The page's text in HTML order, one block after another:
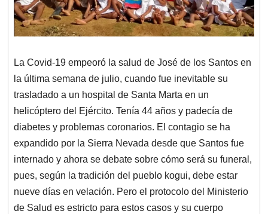
La Covid-19 empeoró la salud de José de los Santos en
la última semana de julio, cuando fue inevitable su
trasladado a un hospital de Santa Marta en un
helicóptero del Ejército. Tenía 44 años y padecía de
diabetes y problemas coronarios. El contagio se ha
expandido por la Sierra Nevada desde que Santos fue
internado y ahora se debate sobre cómo será su funeral,
pues, según la tradición del pueblo kogui, debe estar
nueve días en velación. Pero el protocolo del Ministerio
de Salud es estricto para estos casos y su cuerpo